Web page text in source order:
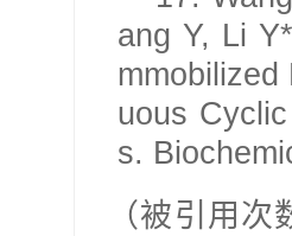
ang Y, Li
mmobilized
uous
s.
（被引用次